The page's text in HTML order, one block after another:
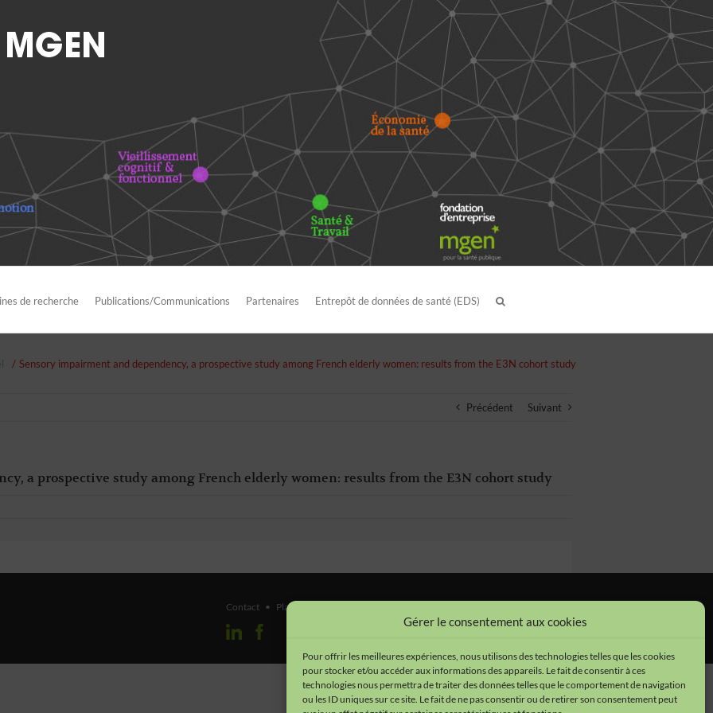
Gérer le consentement aux cookies
Pour offrir les meilleures expériences, nous utilisons des technologies telles que les cookies
pour stocker et/ou accéder aux informations des appareils. Le fait de consentir à ces
technologies nous permettra de traiter des données telles que le comportement de navigation
ou les ID uniques sur ce site. Le fait de ne pas consentir ou de retirer son consentement peut
de recherche Publications/Communications Partenaires Entrepôt de données de santé (EDS)
Sensory impairment and dependency, a prospective study among French elderly women: results from the E3N cohort study
Précédent Suivant
a prospective study among French elderly women: results from the E3N cohort study
Contact • Plan du site